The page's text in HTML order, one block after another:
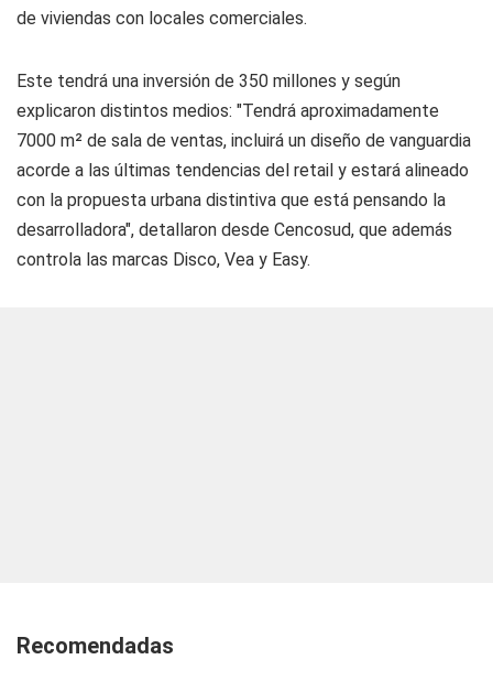
de viviendas con locales comerciales.
Este tendrá una inversión de 350 millones y según
explicaron distintos medios: "Tendrá aproximadamente
7000 m² de sala de ventas, incluirá un diseño de vanguardia
acorde a las últimas tendencias del retail y estará alineado
con la propuesta urbana distintiva que está pensando la
desarrolladora", detallaron desde Cencosud, que además
controla las marcas Disco, Vea y Easy.
Recomendadas